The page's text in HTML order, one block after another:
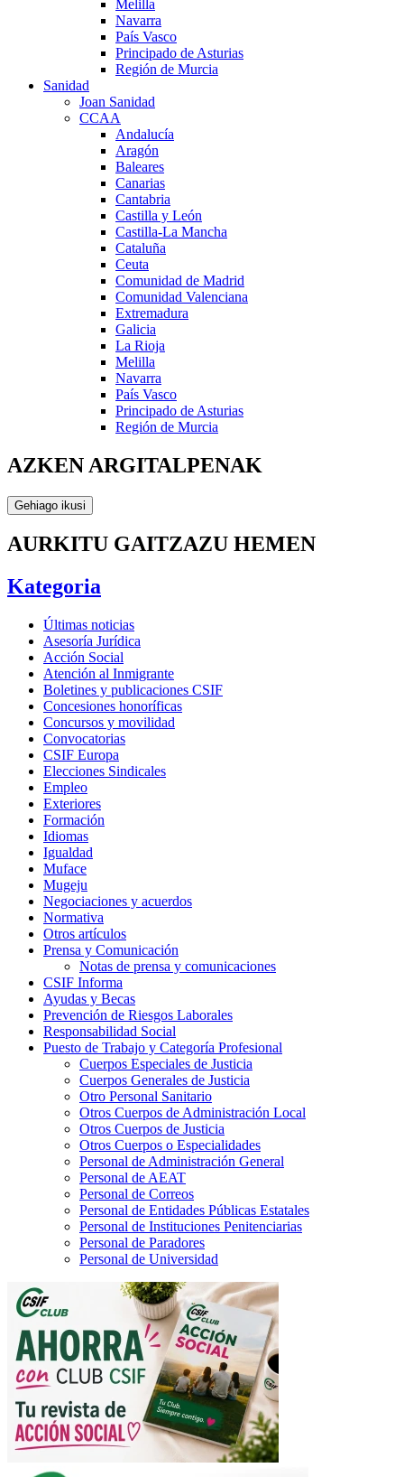
Melilla
Navarra
País Vasco
Principado de Asturias
Región de Murcia
Sanidad
Joan Sanidad
CCAA
Andalucía
Aragón
Baleares
Canarias
Cantabria
Castilla y León
Castilla-La Mancha
Cataluña
Ceuta
Comunidad de Madrid
Comunidad Valenciana
Extremadura
Galicia
La Rioja
Melilla
Navarra
País Vasco
Principado de Asturias
Región de Murcia
AZKEN ARGITALPENAK
Gehiago ikusi
AURKITU GAITZAZU HEMEN
Kategoria
Últimas noticias
Asesoría Jurídica
Acción Social
Atención al Inmigrante
Boletines y publicaciones CSIF
Concesiones honoríficas
Concursos y movilidad
Convocatorias
CSIF Europa
Elecciones Sindicales
Empleo
Exteriores
Formación
Idiomas
Igualdad
Muface
Mugeju
Negociaciones y acuerdos
Normativa
Otros artículos
Prensa y Comunicación
Notas de prensa y comunicaciones
CSIF Informa
Ayudas y Becas
Prevención de Riesgos Laborales
Responsabilidad Social
Puesto de Trabajo y Categoría Profesional
Cuerpos Especiales de Justicia
Cuerpos Generales de Justicia
Otro Personal Sanitario
Otros Cuerpos de Administración Local
Otros Cuerpos de Justicia
Otros Cuerpos o Especialidades
Personal de Administración General
Personal de AEAT
Personal de Correos
Personal de Entidades Públicas Estatales
Personal de Instituciones Penitenciarias
Personal de Paradores
Personal de Universidad